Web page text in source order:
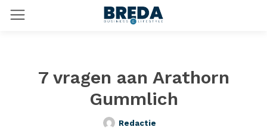
7 vragen aan Arathorn
Gummlich
Redactie